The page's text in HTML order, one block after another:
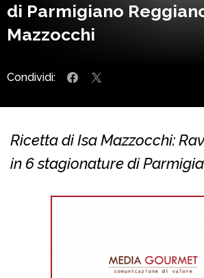
di Parmigiano
Mazzocchi
Condividi:
Ricetta di Isa Mazzocchi:
in 6 stagionature di